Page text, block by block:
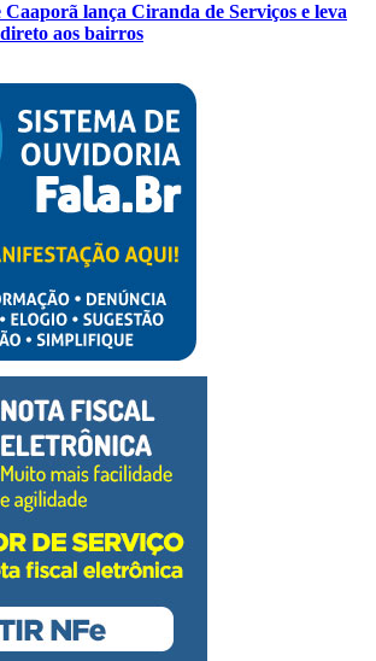
lança Ciranda de Serviços e leva
aos bairros